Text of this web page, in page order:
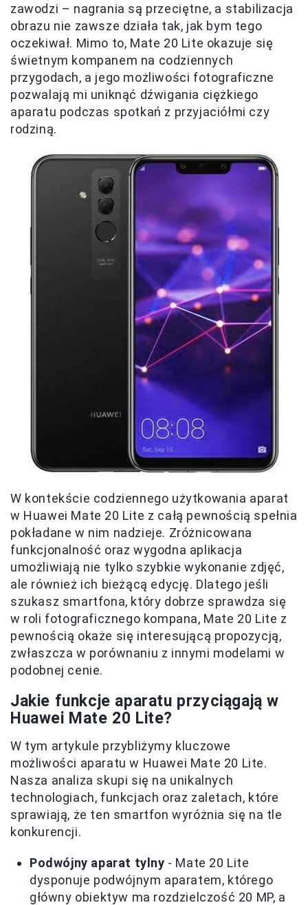
zawodzi – nagrania są przeciętne, a stabilizacja
obrazu nie zawsze działa tak, jak bym tego
oczekiwał. Mimo to, Mate 20 Lite okazuje się
świetnym kompanem na codziennych
przygodach, a jego możliwości fotograficzne
pozwalają mi uniknąć dźwigania ciężkiego
aparatu podczas spotkań z przyjaciółmi czy
rodziną.
W kontekście codziennego użytkowania aparat
w Huawei Mate 20 Lite z całą pewnością spełnia
pokładane w nim nadzieje. Zróżnicowana
funkcjonalność oraz wygodna aplikacja
umożliwiają nie tylko szybkie wykonanie zdjęć,
ale również ich bieżącą edycję. Dlatego jeśli
szukasz smartfona, który dobrze sprawdza się
w roli fotograficznego kompana, Mate 20 Lite z
pewnością okaże się interesującą propozycją,
zwłaszcza w porównaniu z innymi modelami w
podobnej cenie.
Jakie funkcje aparatu przyciągają w
Huawei Mate 20 Lite?
W tym artykule przybliżymy kluczowe
możliwości aparatu w Huawei Mate 20 Lite.
Nasza analiza skupi się na unikalnych
technologiach, funkcjach oraz zaletach, które
sprawiają, że ten smartfon wyróżnia się na tle
konkurencji.
Podwójny aparat tylny - Mate 20 Lite
dysponuje podwójnym aparatem, którego
główny obiektyw ma rozdzielczość 20 MP, a